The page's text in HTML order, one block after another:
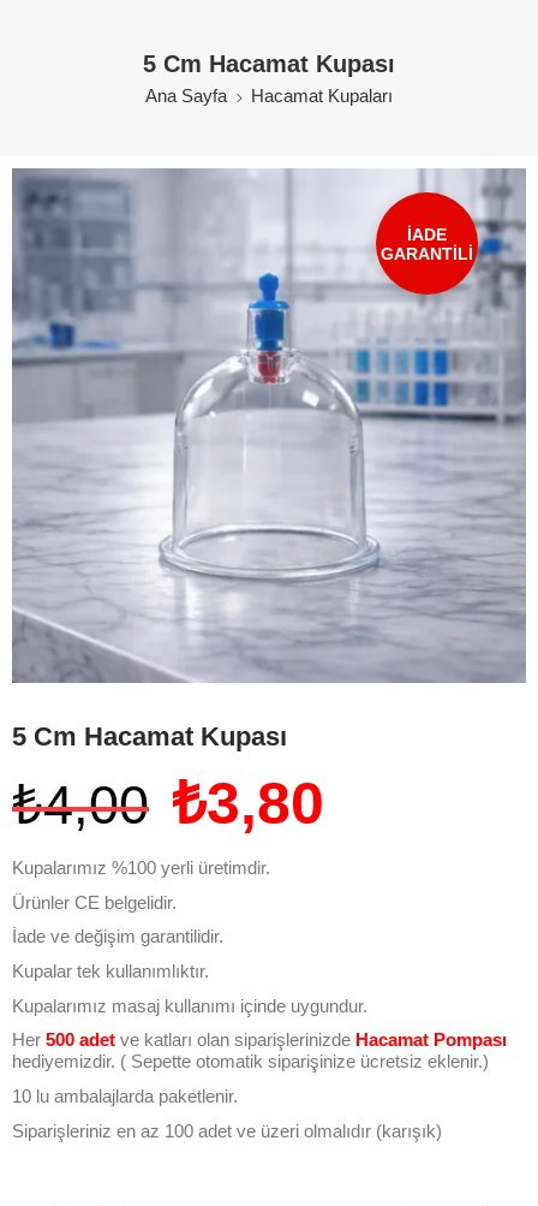
5 Cm Hacamat Kupası
Ana Sayfa Hacamat Kupaları
İADE
GARANTİLİ
5 Cm Hacamat Kupası
₺4,00 ₺3,80
Kupalarımız %100 yerli üretimdir.
Ürünler CE belgelidir.
İade ve değişim garantilidir.
Kupalar tek kullanımlıktır.
Kupalarımız masaj kullanımı içinde uygundur.
Her 500 adet ve katları olan siparişlerinizde Hacamat Pompası
hediyemizdir. ( Sepette otomatik siparişinize ücretsiz eklenir.)
10 lu ambalajlarda paketlenir.
Siparişleriniz en az 100 adet ve üzeri olmalıdır (karışık)